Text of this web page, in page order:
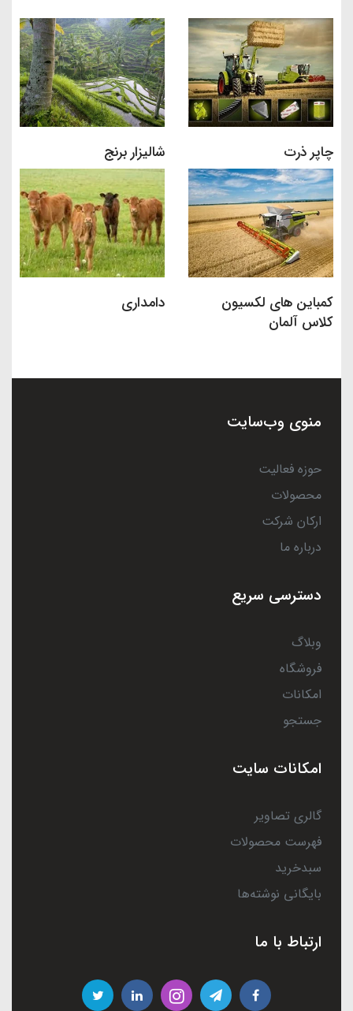
چاپر ذرت شالیزار برنج
کمباین های لکسیون
کلاس آلمان
دامداری
منوی وب‌سایت
حوزه فعالیت
محصولات
ارکان شرکت
درباره ما
دسترسی سریع
وبلاگ
فروشگاه
امکانات
جستجو
امکانات سایت
گالری تصاویر
فهرست محصولات
سبدخرید
بایگانی نوشته‌ها
ارتباط با ما